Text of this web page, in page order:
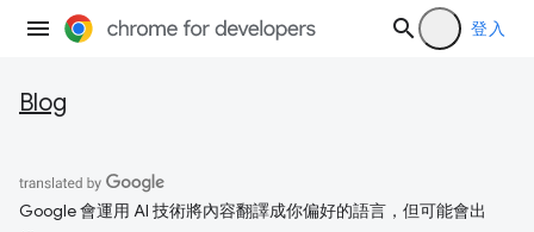
登入
Blog
Google 會運用 AI 技術將內容翻譯成你偏好的語言，但可能會出